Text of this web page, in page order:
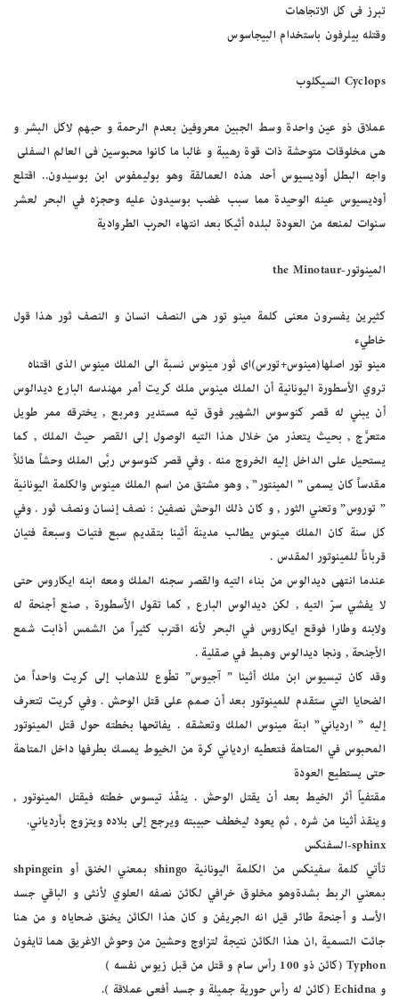
تبرز فى كل الاتجاهات
وقتله بيلرفون باستخدام البيجاسوس
Cyclops السيكلوب
عملاق ذو عين واحدة وسط الجبين معروفين بعدم الرحمة و حبهم لاكل البشر و
هى مخلوقات متوحشة ذات قوة رهيبة و غالبا ما كانوا محبوسين فى العالم السفلى
واجه البطل أوديسيوس أحد هذه العمالقة وهو بوليمفوس ابن بوسيدون.. اقتلع
أوديسيوس عينه الوحيدة مما سبب غضب بوسيدون عليه وحجزه في البحر لعشر
سنوات لمنعه من العودة لبلده أثيكا بعد انتهاء الحرب الطروادية
المينوتور-the Minotaur
كثيرين يفسرون معنى كلمة مينو تور هى النصف انسان و النصف ثور هذا قول
خاطيء
مينو تور اصلها(مينوس+تورس)اى ثور مينوس نسبة الى الملك مينوس الذى اقتناه
تروي الأسطورة اليونانية أن الملك مينوس ملك كريت أمر مهندسه البارع ديدالوس
أن يبني له قصر كنوسوس الشهير فوق تيه مستدير ومربع , يخترقه ممر طويل
متعرَّج , بحيث يتعذر من خلال هذا التيه الوصول إلى القصر حيث الملك , كما
يستحيل على الداخل إليه الخروج منه . وفي قصر كنوسوس ربَّى الملك وحشاً هائلاً
مقدساً كان يسمى ” المينتور” , وهو مشتق من اسم الملك مينوس والكلمة اليونانية
” توروس” وتعني الثور , و كان ذلك الوحش نصفين : نصف إنسان ونصف ثور . وفي
كل سنة كان الملك مينوس يطالب مدينة أثينا بتقديم سبع فتيات وسبعة فتيان
قرباناً للمينوتور المقدس .
عندما انتهى ديدالوس من بناء التيه والقصر سجنه الملك ومعه ابنه ايكاروس حتى
لا يفشي سرّ التيه , لكن ديدالوس البارع , كما تقول الأسطورة , صنع أجنحة له
ولابنه وطارا فوقع ايكاروس في البحر لأنه اقترب كثيراً من الشمس أذابت شمع
الأجنحة , ونجا ديدالوس وهبط في صقلية .
وقد كان تيسيوس ابن ملك أثينا ” آجيوس” تطّوع للذهاب إلى كريت واحداً من
الضحايا التي ستقدم للمينوتور بعد أن صمم على قتل الوحش . وفي كريت تتعرف
إليه ” اردياني” ابنة مينوس الملك وتعشقه . يفاتحها بخطته حول قتل المينوتور
المحبوس في المتاهة فتعطيه اردياني كرة من الخيوط يمسك بطرفها داخل المتاهة
حتى يستطيع العودة
مقتفياً أثر الخيط بعد أن يقتل الوحش . ينفّذ تيسوس خطته فيقتل المينوتور ,
وينقذ أثينا من شره , ثم يعود ليخطف حبيبته ويرجع إلى بلاده ويتزوج بأردياني.
sphinx-السفنكس
تأتي كلمة سفينكس من الكلمة اليونانية shingo بمعني الخنق أو shpingein
بمعني الربط بشدةوهو مخلوق خرافي لكائن نصفه العلوي لأنثى و الباقي جسد
الأسد و أجنحة طائر قيل انه الجريفن و كان هذا الكائن يخنق ضحاياه و من هنا
جائت التسمية ,ان هذا الكائن نتيجة لتزاوج وحشين من وحوش الاغريق هما تايفون
Typhon (كائن ذو 100 رأس سام و قتل من قبل زيوس نفسه )
و Echidna (كائن له رأس حورية جميلة و جسد أفعى عملاقة ).